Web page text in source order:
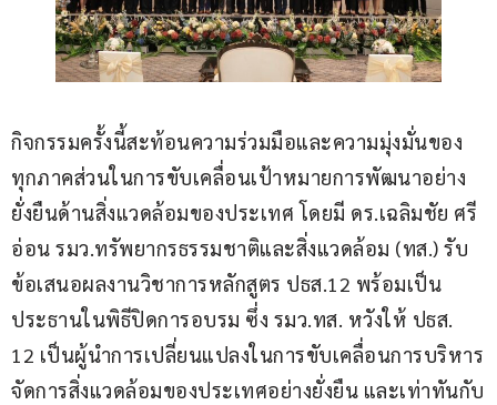
กิจกรรมครั้งนี้สะท้อนความร่วมมือและความมุ่งมั่นของ
ทุกภาคส่วนในการขับเคลื่อนเป้าหมายการพัฒนาอย่าง
ยั่งยืนด้านสิ่งแวดล้อมของประเทศ โดยมี ดร.เฉลิมชัย ศรี
อ่อน รมว.ทรัพยากรธรรมชาติและสิ่งแวดล้อม (ทส.) รับ
ข้อเสนอผลงานวิชาการหลักสูตร ปธส.12 พร้อมเป็น
ประธานในพิธีปิดการอบรม ซึ่ง รมว.ทส. หวังให้ ปธส.
12 เป็นผู้นำการเปลี่ยนแปลงในการขับเคลื่อนการบริหาร
จัดการสิ่งแวดล้อมของประเทศอย่างยั่งยืน และเท่าทันกับ